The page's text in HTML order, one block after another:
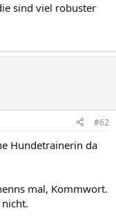
sind viel robuster
#62
Hundetrainerin da
mal, Kommwort.